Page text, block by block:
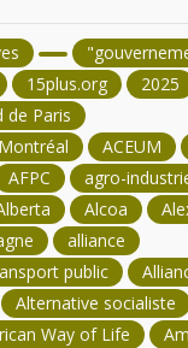
15plus.org 2025
de Paris
ACEUM
AFPC
agro-
Alcoa
alliance
public
Alternative socialiste
Way of Life